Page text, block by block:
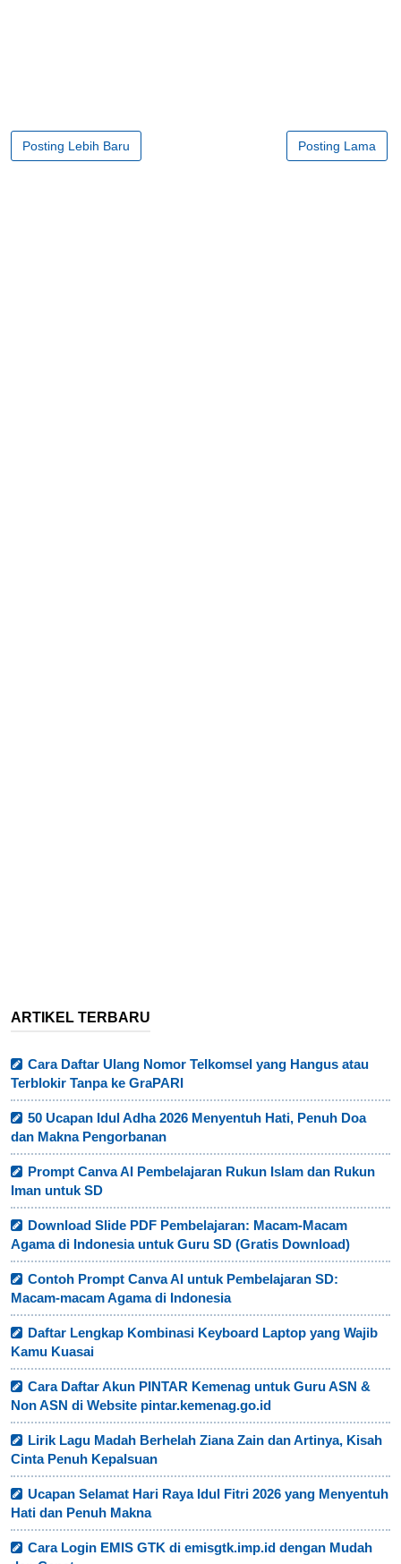
Posting Lebih Baru Posting Lama
ARTIKEL TERBARU
Cara Daftar Ulang Nomor Telkomsel yang Hangus atau
Terblokir Tanpa ke GraPARI
50 Ucapan Idul Adha 2026 Menyentuh Hati, Penuh Doa
dan Makna Pengorbanan
Prompt Canva AI Pembelajaran Rukun Islam dan Rukun
Iman untuk SD
Download Slide PDF Pembelajaran: Macam-Macam
Agama di Indonesia untuk Guru SD (Gratis Download)
Contoh Prompt Canva AI untuk Pembelajaran SD:
Macam-macam Agama di Indonesia
Daftar Lengkap Kombinasi Keyboard Laptop yang Wajib
Kamu Kuasai
Cara Daftar Akun PINTAR Kemenag untuk Guru ASN &
Non ASN di Website pintar.kemenag.go.id
Lirik Lagu Madah Berhelah Ziana Zain dan Artinya, Kisah
Cinta Penuh Kepalsuan
Ucapan Selamat Hari Raya Idul Fitri 2026 yang Menyentuh
Hati dan Penuh Makna
Cara Login EMIS GTK di emisgtk.imp.id dengan Mudah